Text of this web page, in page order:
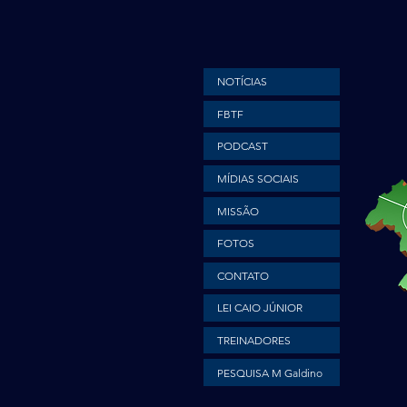
NOTÍCIAS
FBTF
PODCAST
MÍDIAS SOCIAIS
MISSÃO
FOTOS
CONTATO
LEI CAIO JÚNIOR
TREINADORES
PESQUISA M Galdino